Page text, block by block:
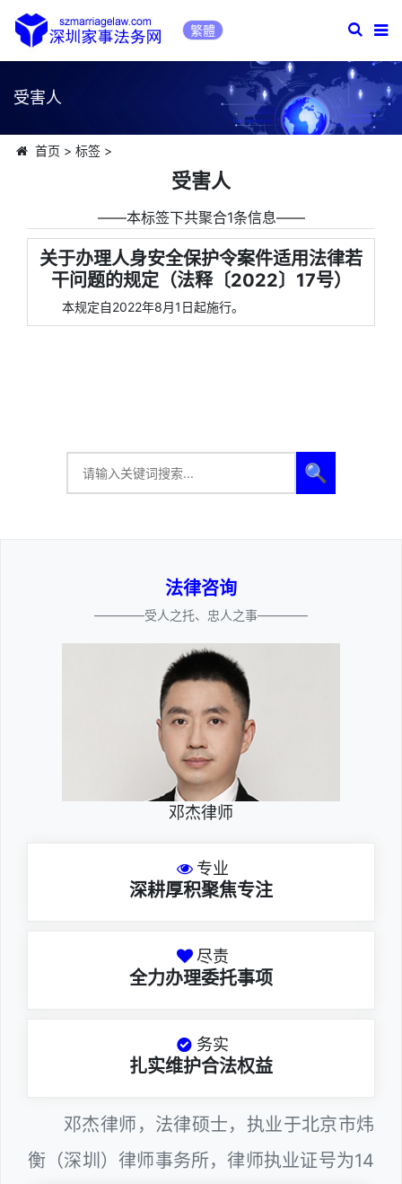
繁體
受害人
首页 > 标签>
受害人
――本标签下共聚合1条信息――
关于办理人身安全保护令案件适用法律若
干问题的规定（法释〔2022〕17号）
本规定自2022年8月1日起施行。
🔍
法律咨询
————受人之托、忠人之事————
邓杰律师
专业
深耕厚积聚焦专注
尽责
全力办理委托事项
务实
扎实维护合法权益
邓杰律师，法律硕士，执业于北京市炜
衡（深圳）律师事务所，律师执业证号为14